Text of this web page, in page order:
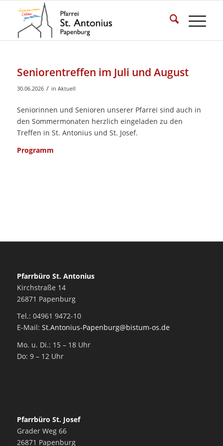
Seniorentreffen im Juli und August
30.06.2026 / in Aktuell
Seniorinnen und Senioren unserer Pfarrei sind auch in
den Sommermonaten herzlich eingeladen zu den
Treffen in St. Antonius und St. Josef.
Programm
Pfarrbüro St. Antonius
Kirchstraße 14
26871 Papenburg
Tel.: 04961 9472-10
E-Mail: St.Antonius-Papenburg@bistum-os.de
Mo. u. Di.: 15 – 18 Uhr
Do: 9 – 12 Uhr
Pfarrbüro St. Josef
Grader Weg 66
26871 Papenburg